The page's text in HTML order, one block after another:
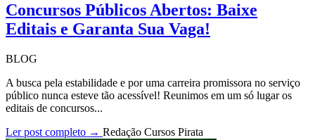
Concursos Públicos Abertos: Baixe
Editais e Garanta Sua Vaga!
BLOG
A busca pela estabilidade e por uma carreira promissora no serviço
público nunca esteve tão acessível! Reunimos em um só lugar os
editais de concursos...
Ler post completo → Redação Cursos Pirata